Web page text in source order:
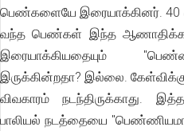
பெண்களையே இரையாக்கினர். 40
வந்த பெண்கள் இந்த
இரையாக்கியதையும்
இருக்கின்றதா? இல்லை.
விவகாரம் நடந்திருக்காது.
பாலியல் நடத்தையை